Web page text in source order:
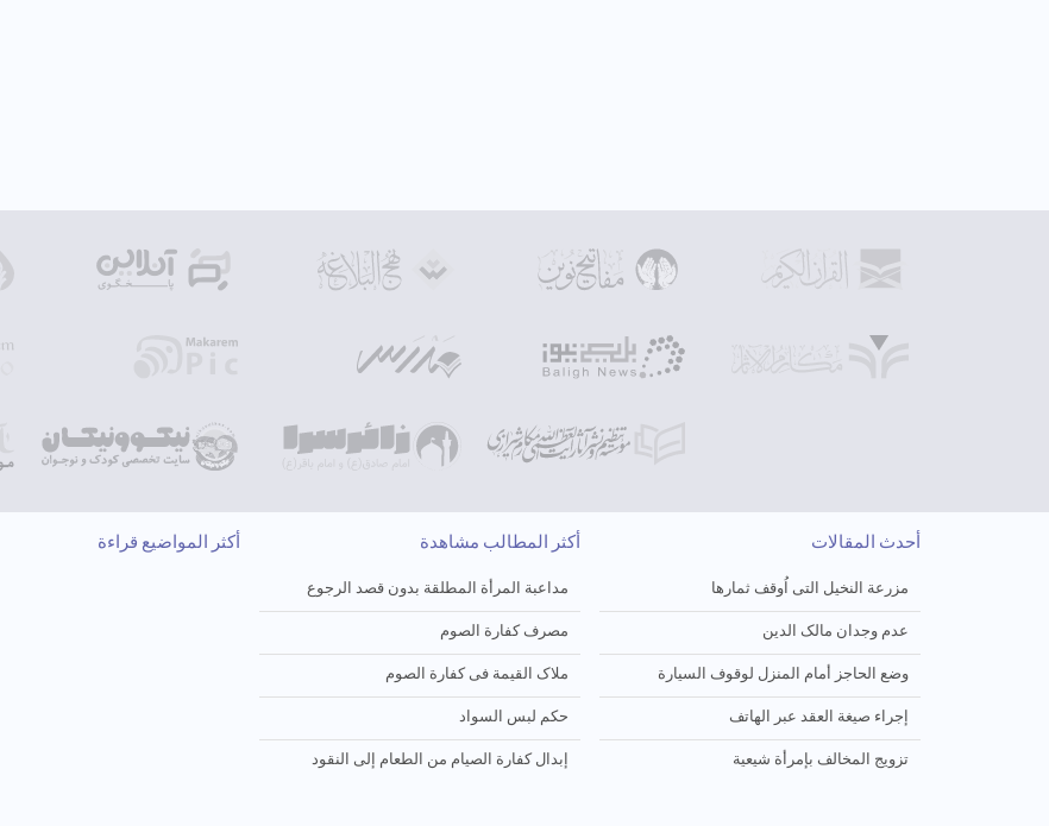
أحدث المقالات
مزرعة النخیل التی اُوقف ثمارها
عدم وجدان مالک الدین
وضع الحاجز أمام المنزل لوقوف السیارة
إجراء صیغة العقد عبر الهاتف
تزویج المخالف بإمرأة شیعیة
أكثر المطالب مشاهدة
مداعبة المرأة المطلقة بدون قصد الرجوع
مصرف کفارة الصوم
ملاک القیمة فی کفارة الصوم
حکم لبس السواد
إبدال کفارة الصیام من الطعام إلی النقود
أكثر المواضيع قراءة